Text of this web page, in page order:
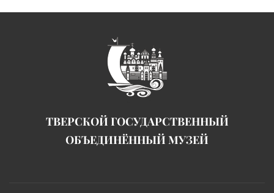
ТВЕРСКОЙ ГОСУДАРСТВЕННЫЙ
ОБЪЕДИНЁННЫЙ МУЗЕЙ